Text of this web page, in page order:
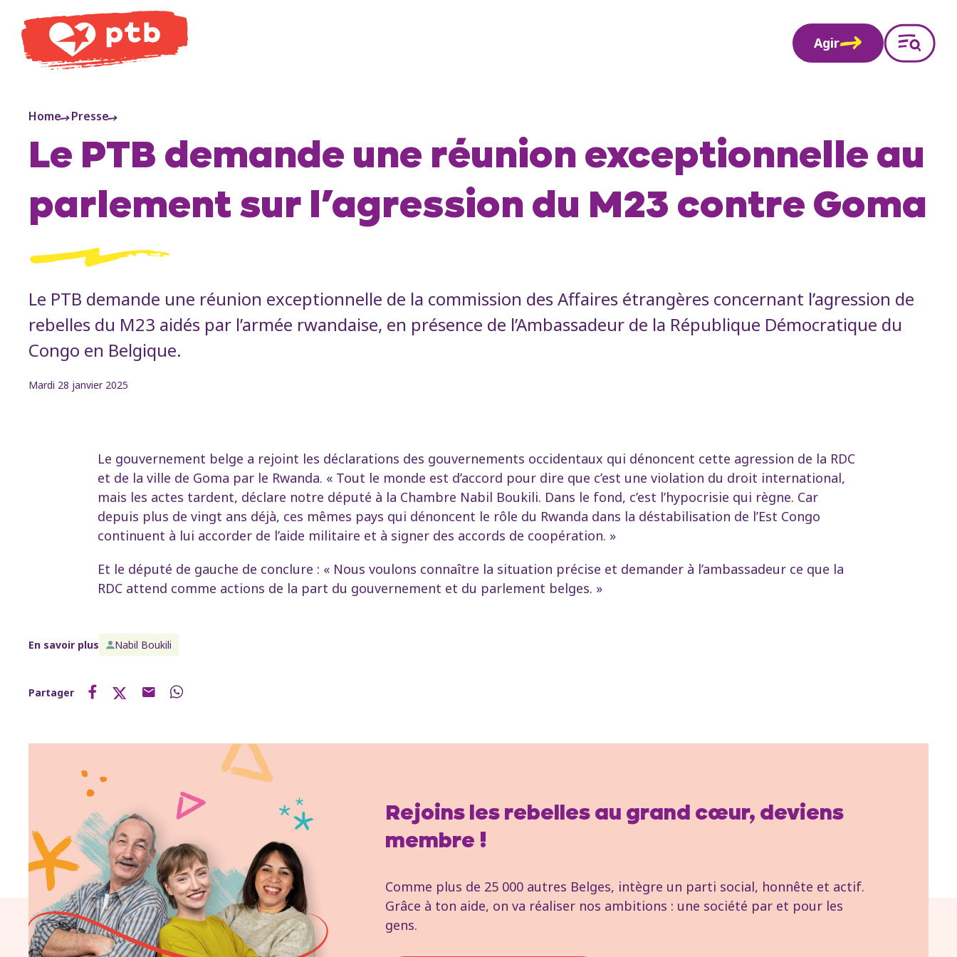
Agir
Home Presse
Le PTB demande une réunion exceptionnelle au
parlement sur l’agression du M23 contre Goma
Le PTB demande une réunion exceptionnelle de la commission des Affaires étrangères concernant l’agression de
rebelles du M23 aidés par l’armée rwandaise, en présence de l’Ambassadeur de la République Démocratique du
Congo en Belgique.
Mardi 28 janvier 2025
Le gouvernement belge a rejoint les déclarations des gouvernements occidentaux qui dénoncent cette agression de la RDC
et de la ville de Goma par le Rwanda. « Tout le monde est d’accord pour dire que c’est une violation du droit international,
mais les actes tardent, déclare notre député à la Chambre Nabil Boukili. Dans le fond, c’est l’hypocrisie qui règne. Car
depuis plus de vingt ans déjà, ces mêmes pays qui dénoncent le rôle du Rwanda dans la déstabilisation de l’Est Congo
continuent à lui accorder de l’aide militaire et à signer des accords de coopération. »
Et le député de gauche de conclure : « Nous voulons connaître la situation précise et demander à l’ambassadeur ce que la
RDC attend comme actions de la part du gouvernement et du parlement belges. »
En savoir plus Nabil Boukili
Partager
Rejoins les rebelles au grand cœur, deviens
membre !
Comme plus de 25 000 autres Belges, intègre un parti social, honnête et actif.
Grâce à ton aide, on va réaliser nos ambitions : une société par et pour les
gens.